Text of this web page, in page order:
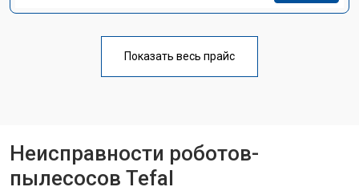
Показать весь прайс
Неисправности роботов-
пылесосов Tefal